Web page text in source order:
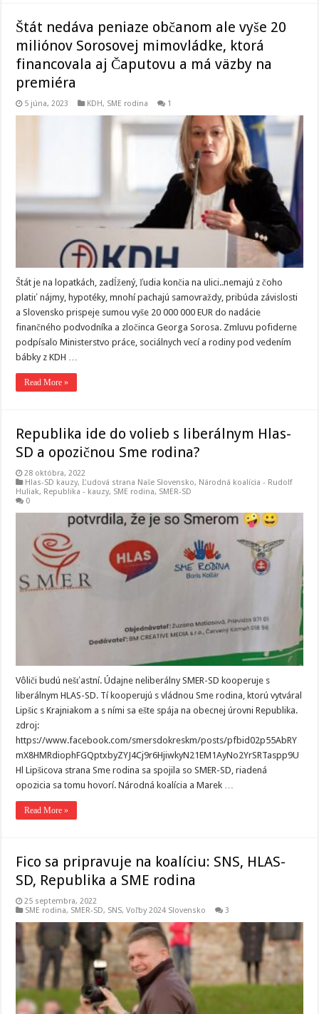
Štát nedáva peniaze občanom ale vyše 20
miliónov Sorosovej mimovládke, ktorá
financovala aj Čaputovu a má väzby na
premiéra
5 júna, 2023 KDH, SME rodina 1
Štát je na lopatkách, zadĺžený, ľudia končia na ulici..nemajú z čoho
platiť nájmy, hypotéky, mnohí pachajú samovraždy, pribúda závislosti
a Slovensko prispeje sumou vyše 20 000 000 EUR do nadácie
finančného podvodníka a zločinca Georga Sorosa. Zmluvu pofiderne
podpísalo Ministerstvo práce, sociálnych vecí a rodiny pod vedením
bábky z KDH …
Read More »
Republika ide do volieb s liberálnym Hlas-
SD a opozičnou Sme rodina?
28 októbra, 2022
Hlas-SD kauzy,Ľudová strana Naše Slovensko, Národná koalícia - Rudolf
Huliak, Republika - kauzy, SME rodina, SMER-SD
0
Vôliči budú nešťastní. Údajne neliberálny SMER-SD kooperuje s
liberálnym HLAS-SD. Tí kooperujú s vládnou Sme rodina, ktorú vytváral
Lipšic s Krajniakom a s ními sa ešte spája na obecnej úrovni Republika.
zdroj:
https://www.facebook.com/smersdokreskm/posts/pfbid02p55AbRY
mX8HMRdiophFGQptxbyZYJ4Cj9r6HjiwkyN21EM1AyNo2YrSRTaspp9U
Hl Lipšicova strana Sme rodina sa spojila so SMER-SD, riadená
opozicia sa tomu hovorí. Národná koalícia a Marek …
Read More »
Fico sa pripravuje na koalíciu: SNS, HLAS-
SD, Republika a SME rodina
25 septembra, 2022
SME rodina, SMER-SD, SNS,Voľby 2024 Slovensko 3